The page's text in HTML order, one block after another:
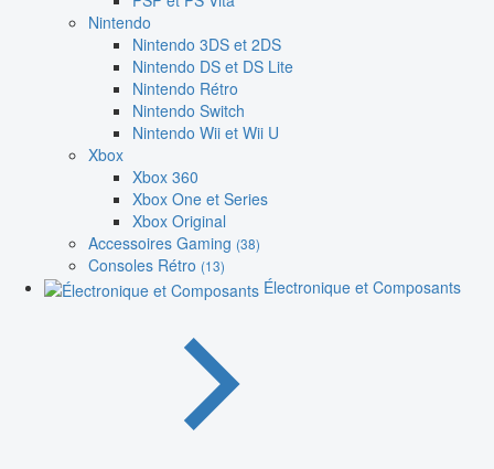
Nintendo
Nintendo 3DS et 2DS
Nintendo DS et DS Lite
Nintendo Rétro
Nintendo Switch
Nintendo Wii et Wii U
Xbox
Xbox 360
Xbox One et Series
Xbox Original
Accessoires Gaming (38)
Consoles Rétro (13)
Électronique et Composants